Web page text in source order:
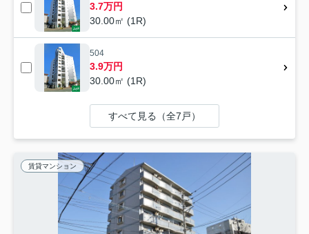
3.7万円
30.00㎡ (1R)
504
3.9万円
30.00㎡ (1R)
すべて見る（全7戸）
賃貸マンション